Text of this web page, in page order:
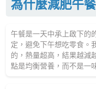
為什麼減肥午
午餐是一天中承上啟下的
定，避免下午想吃零食。
的，熱量超高，結果越減
點是均衡營養，而不是一